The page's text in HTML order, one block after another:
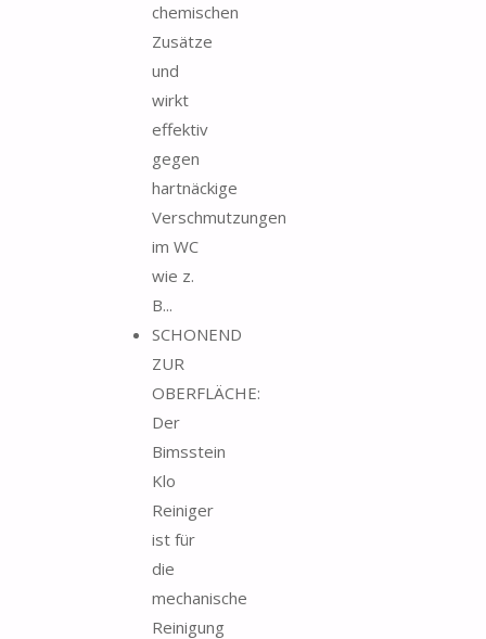
chemischen
Zusätze
und
wirkt
effektiv
gegen
hartnäckige
Verschmutzungen
im WC
wie z.
B...
SCHONEND
ZUR
OBERFLÄCHE:
Der
Bimsstein
Klo
Reiniger
ist für
die
mechanische
Reinigung